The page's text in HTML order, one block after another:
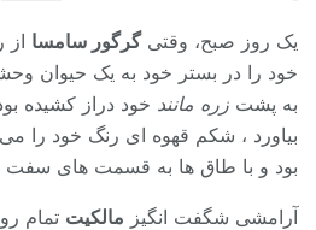
یک روز صبح، وقتیگرگور سامسا از
خود را در بستر خود به یک حیوان
به پشت زره مانند خود دراز کشیده
بیاورد ، شکم قهوه ای رنگ خود را
بود و با طاق ها به قسمت های سفت
آرامشی شگفت انگیز مالکیت تمام